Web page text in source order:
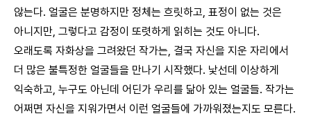
않는다. 얼굴은 분명하지만 정체는 흐릿하고, 표정이 없는 것은
아니지만, 그렇다고 감정이 또렷하게 읽히는 것도 아니다.
오래도록 자화상을 그려왔던 작가는, 결국 자신을 지운 자리에서
더 많은 불특정한 얼굴들을 만나기 시작했다. 낯선데 이상하게
익숙하고, 누구도 아닌데 어딘가 우리를 닮아 있는 얼굴들. 작가는
어쩌면 자신을 지워가면서 이런 얼굴들에 가까워졌는지도 모른다.